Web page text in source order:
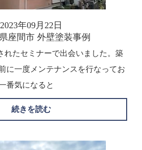
2023年09月22日
座間市 外壁塗装事例
れたセミナーで出会いました。築
に一度メンテナンスを行なってお
番気になると
続きを読む